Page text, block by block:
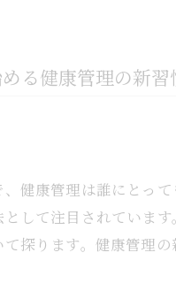
る健康管理の新習
健康管理は誰にとっ
して注目されていま
探ります。健康管理